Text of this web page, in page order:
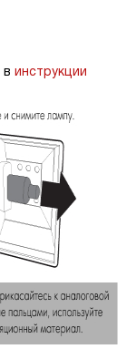
в инструкции